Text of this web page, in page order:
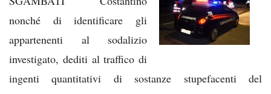
nonché di identificare gli
appartenenti al sodalizio
investigato, dediti al traffico di
ingenti quantitativi di sostanze stupefacenti del